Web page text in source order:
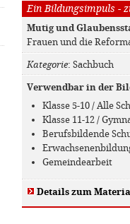
Ein Bildungsimpuls -
Mutig und
Frauen und die
Kategorie: Sachbuch
Verwendbar in der
Klasse 5-10 / Alle
Klasse 11-12 /
Berufsbildende
Gemeindearbeit
Details zum